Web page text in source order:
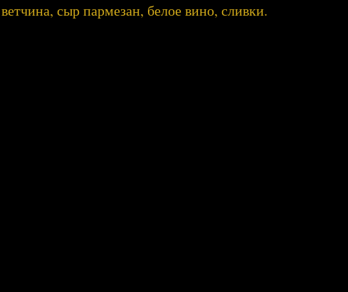
сыр пармезан, белое вино, сливки.